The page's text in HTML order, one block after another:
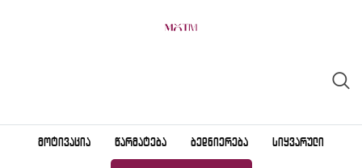
ᲛᲝᲢᲘᲕᲐᲪᲘᲐ ᲬᲐᲠᲛᲐᲢᲔᲑᲐ ᲑᲔᲓᲜᲘᲔᲠᲔᲑᲐ ᲡᲘᲧᲕᲐᲠᲣᲚᲘ